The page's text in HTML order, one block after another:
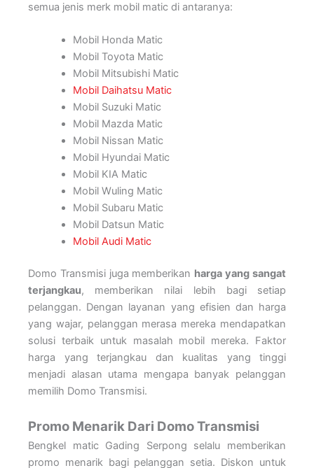
semua jenis merk mobil matic di antaranya:
Mobil Honda Matic
Mobil Toyota Matic
Mobil Mitsubishi Matic
Mobil Daihatsu Matic
Mobil Suzuki Matic
Mobil Mazda Matic
Mobil Nissan Matic
Mobil Hyundai Matic
Mobil KIA Matic
Mobil Wuling Matic
Mobil Subaru Matic
Mobil Datsun Matic
Mobil Audi Matic
Domo Transmisi juga memberikan harga yang sangat
terjangkau, memberikan nilai lebih bagi setiap
pelanggan. Dengan layanan yang efisien dan harga
yang wajar, pelanggan merasa mereka mendapatkan
solusi terbaik untuk masalah mobil mereka. Faktor
harga yang terjangkau dan kualitas yang tinggi
menjadi alasan utama mengapa banyak pelanggan
memilih Domo Transmisi.
Promo Menarik Dari Domo Transmisi
Bengkel matic Gading Serpong selalu memberikan
promo menarik bagi pelanggan setia. Diskon untuk